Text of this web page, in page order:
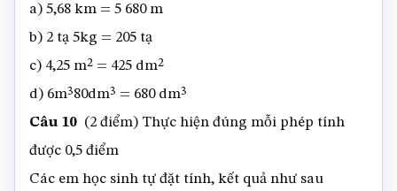
a) 5,68 km = 5 680 m
b) 2 tạ 5kg = 205 tạ
c) 4,25 m² = 425 dm²
d) 6m³80dm³ = 680 dm³
Câu 10 (2 điểm) Thực hiện đúng mỗi phép tính
được 0,5 điểm
Các em học sinh tự đặt tính, kết quả như sau